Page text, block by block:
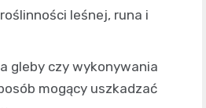
leśnej, runa i
gleby czy wykonywania
mogący uszkadzać